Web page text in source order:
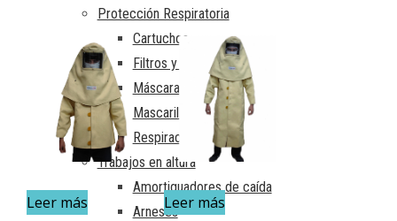
Protección Respiratoria
Cartuchos
Filtros y Pre-Filtros
Máscaras reutilizables
Mascarillas desechables
Respiración autónoma
Trabajos en altura
Amortiguadores de caída
Arneses
Leer más Leer más